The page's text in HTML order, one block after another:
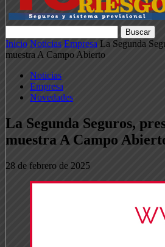
Inicio Noticias Empresa La Segunda
muestra A Campo Abierto
Noticias
Empresa
Novedades
La Segunda Seguros,
muestra A Campo
28 de febrero de 2025